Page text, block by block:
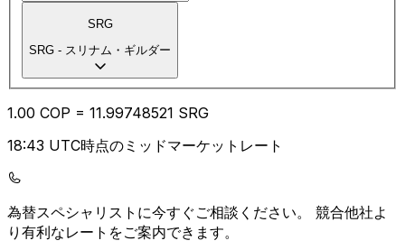
SRG
SRG - スリナム・ギルダー
1.00 COP = 11.99748521 SRG
18:43 UTC時点のミッドマーケットレート
為替スペシャリストに今すぐご相談ください。 競合他社よ
り有利なレートをご案内できます。